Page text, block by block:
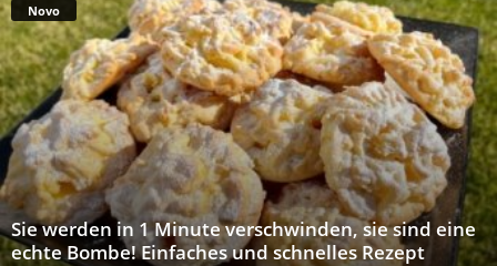
Novo
Sie werden in 1 Minute verschwinden, sie sind eine
echte Bombe! Einfaches und schnelles Rezept